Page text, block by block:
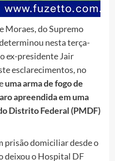
Moraes, do Supremo
nesta terça-
ex-presidente Jair
esclarecimentos, no
uma arma de fogo de
apreendida em uma
Distrito Federal (PMDF)
prisão domiciliar desde o
deixou o Hospital DF